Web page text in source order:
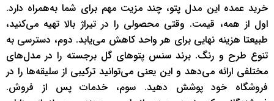
خرید عمده این مدل پتو، چند مزیت مهم برای شما به‌همراه دارد.
اول از همه، قیمت. وقتی محصولی را در تیراژ بالا تهیه می‌کنید،
طبیعتا هزینه نهایی برای هر واحد کاهش می‌یابد. دوم، دسترسی به
تنوع طرح و رنگ. برند سنس پتوهای گل برجسته را در مدل‌های
مختلفی ارائه می‌دهد و این یعنی می‌توانید ترکیبی از سلیقه‌ها را در
فروشگاه خود پوشش دهید. سوم، خدمات پس از فروش.